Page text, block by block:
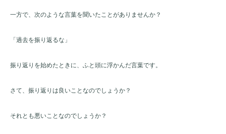
一方で、次のような言葉を聞いたことがありませんか？
「過去を振り返るな」
振り返りを始めたときに、ふと頭に浮かんだ言葉です。
さて、振り返りは良いことなのでしょうか？
それとも悪いことなのでしょうか？